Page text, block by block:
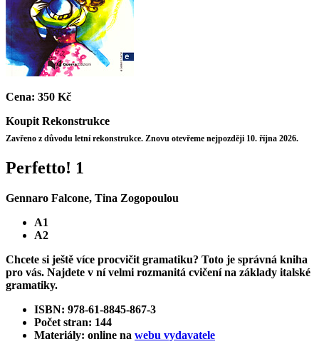
Cena: 350 Kč
Koupit Rekonstrukce
Zavřeno z důvodu letní rekonstrukce. Znovu otevřeme nejpozději 10. října 2026.
Perfetto! 1
Gennaro Falcone, Tina Zogopoulou
A1
A2
Chcete si ještě více procvičit gramatiku? Toto je správná kniha
pro vás. Najdete v ní velmi rozmanitá cvičení na základy italské
gramatiky.
ISBN: 978-61-8845-867-3
Počet stran: 144
Materiály: online na webu vydavatele